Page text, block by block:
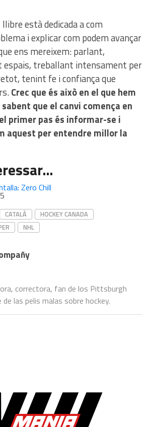
està dedicada a com
i explicar com podem avançar
ens mereixem: parlant,
espais, treballant intensament per
tenint fe i confiança que
Crec que és això en el que hem
que el canvi comença en
primer pas és informar-se i
aquest per entendre millor la
Zero Chill
CATALÀ
HOCKEY CANADA
NHL
correctora, fan de los Pittsburgh
las pelis malas sobre hockey.